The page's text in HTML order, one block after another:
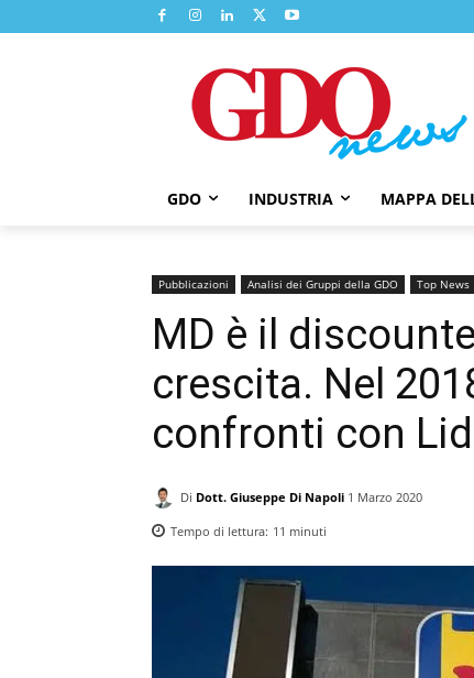
GDO INDUSTRIA MAPPA
Pubblicazioni Analisi dei Gruppi della GDO Top News
MD è il
crescita. Nel
confronti con
Di Dott. Giuseppe Di Napoli 1 Marzo 2020
Tempo di lettura: 11 minuti